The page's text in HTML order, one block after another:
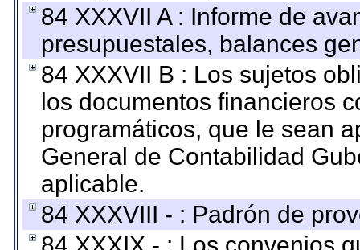
84 XXXVII A : Informe de
presupuestales, balances
84 XXXVII B : Los sujetos
los documentos financieros
programáticos, que le sean
General de Contabilidad
aplicable.
84 XXXVIII - : Padrón de